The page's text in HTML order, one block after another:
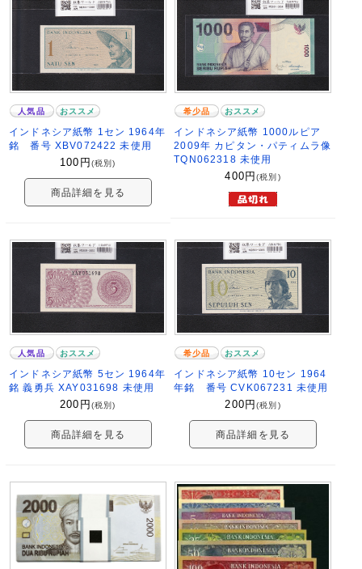
人気品 おススメ
インドネシア紙幣 1セン 1964年
銘 番号 XBV072422 未使用
100 円 (税別)
商品詳細を見る
希少品 おススメ
インドネシア紙幣 1000ルピア
2009年 カピタン・パティムラ像
TQN062318 未使用
400 円(税別)
人気品 おススメ
インドネシア紙幣 5セン 1964年
銘 義勇兵 XAY031698 未使用
200 円 (税別)
商品詳細を見る
希少品 おススメ
インドネシア紙幣 10セン 1964
年銘 番号 CVK067231 未使用
200 円(税別)
商品詳細を見る